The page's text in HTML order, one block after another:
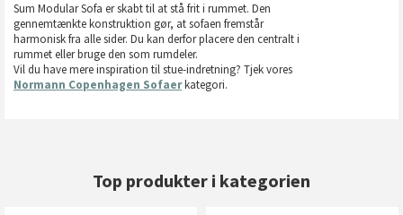
Sum Modular Sofa er skabt til at stå frit i rummet. Den
gennemtænkte konstruktion gør, at sofaen fremstår
harmonisk fra alle sider. Du kan derfor placere den centralt i
rummet eller bruge den som rumdeler.
Vil du have mere inspiration til stue-indretning? Tjek vores
Normann Copenhagen Sofaerkategori.
Top produkter i kategorien